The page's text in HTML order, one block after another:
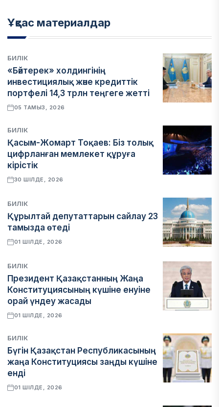
Ұқсас материалдар
БИЛІК
«Бәйтерек» холдингінің
инвестициялық және кредиттік
портфелі 14,3 трлн теңгеге жетті
05 ТАМЫЗ, 2026
БИЛІК
Қасым-Жомарт Тоқаев: Біз толық
цифрланған мемлекет құруға
кірістік
30 ШІЛДЕ, 2026
БИЛІК
Құрылтай депутаттарын сайлау 23
тамызда өтеді
01 ШІЛДЕ, 2026
БИЛІК
Президент Қазақстанның Жаңа
Конституциясының күшіне енуіне
орай үндеу жасады
01 ШІЛДЕ, 2026
БИЛІК
Бүгін Қазақстан Республикасының
жаңа Конституциясы заңды күшіне
енді
01 ШІЛДЕ, 2026